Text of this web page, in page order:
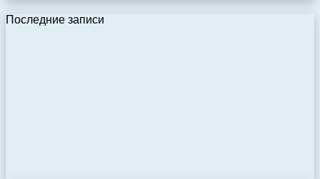
Последние записи